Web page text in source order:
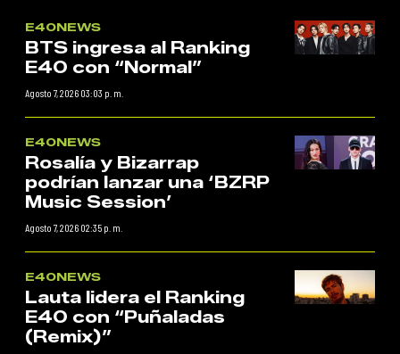
E40NEWS
BTS ingresa al Ranking
E40 con “Normal”
Agosto 7, 2026 03:03 p. m.
E40NEWS
Rosalía y Bizarrap
podrían lanzar una ‘BZRP
Music Session’
Agosto 7, 2026 02:35 p. m.
E40NEWS
Lauta lidera el Ranking
E40 con “Puñaladas
(Remix)”